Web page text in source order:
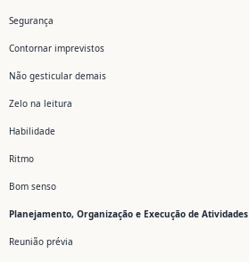
Segurança
Contornar imprevistos
Não gesticular demais
Zelo na leitura
Habilidade
Ritmo
Bom senso
Planejamento, Organização e Execução de Atividades
Reunião prévia